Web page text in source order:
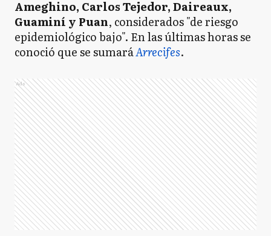
Ameghino, Carlos Tejedor, Daireaux,
Guaminí y Puan, considerados "de riesgo
epidemiológico bajo". En las últimas horas se
conoció que se sumaráArrecifes.
Ads